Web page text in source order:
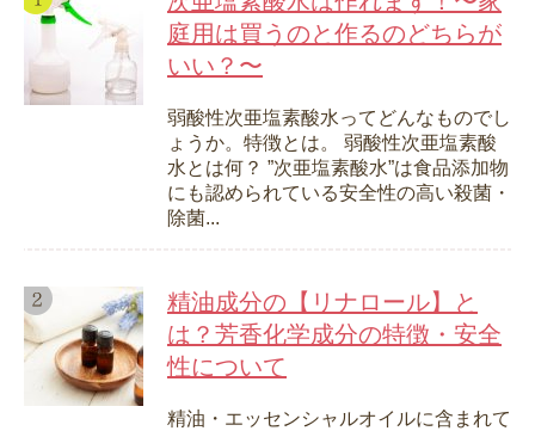
庭用は買うのと作るのどちらが
いい？〜
弱酸性次亜塩素酸水ってどんなものでし
ょうか。特徴とは。 弱酸性次亜塩素酸
水とは何？ ”次亜塩素酸水”は食品添加物
にも認められている安全性の高い殺菌・
除菌...
精油成分の【リナロール】と
は？芳香化学成分の特徴・安全
性について
精油・エッセンシャルオイルに含まれて